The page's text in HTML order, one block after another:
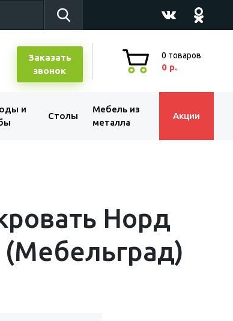
Заказать
звонок
0 товаров
0 р.
и
Столы
Мебель из
металла
Акции
Норд
(Мебельград)